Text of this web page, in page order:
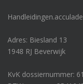
Adres: Biesland 13
1948 RJ Beverwijk
KvK dossiernummer: